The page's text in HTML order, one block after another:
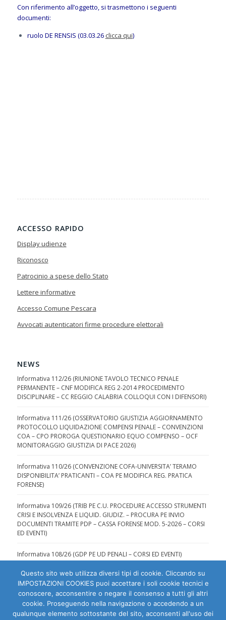
Con riferimento all’oggetto, si trasmettono i seguenti
documenti:
ruolo DE RENSIS (03.03.26 clicca qui)
ACCESSO RAPIDO
Display udienze
Riconosco
Patrocinio a spese dello Stato
Lettere informative
Accesso Comune Pescara
Avvocati autenticatori firme procedure elettorali
NEWS
Informativa 112/26 (RIUNIONE TAVOLO TECNICO PENALE
PERMANENTE – CNF MODIFICA REG 2-2014 PROCEDIMENTO
DISCIPLINARE – CC REGGIO CALABRIA COLLOQUI CON I DIFENSORI)
Informativa 111/26 (OSSERVATORIO GIUSTIZIA AGGIORNAMENTO
PROTOCOLLO LIQUIDAZIONE COMPENSI PENALE – CONVENZIONI
COA – CPO PROROGA QUESTIONARIO EQUO COMPENSO – OCF
MONITORAGGIO GIUSTIZIA DI PACE 2026)
Informativa 110/26 (CONVENZIONE COFA-UNIVERSITA’ TERAMO
DISPONIBILITA’ PRATICANTI – COA PE MODIFICA REG. PRATICA
FORENSE)
Informativa 109/26 (TRIB PE C.U. PROCEDURE ACCESSO STRUMENTI
CRISI E INSOLVENZA E LIQUID. GIUDIZ. – PROCURA PE INVIO
DOCUMENTI TRAMITE PDP – CASSA FORENSE MOD. 5-2026 – CORSI
ED EVENTI)
Informativa 108/26 (GDP PE UD PENALI – CORSI ED EVENTI)
Questo sito web utilizza diversi tipi di cookie. Cliccando su
IMPOSTAZIONI COOKIES puoi accettare i soli cookie tecnici e
conoscere, acconsentire o negare il consenso a tutti gli altri
cookie. Proseguendo nella navigazione o accedendo a un
qualunque elemento sottostante del sito, acconsenti all'uso dei